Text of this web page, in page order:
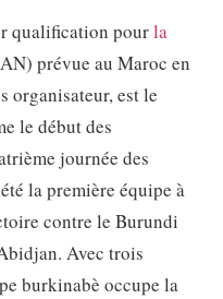
qualification pourla
prévue au Maroc en
organisateur, est le
le début des
journée des
la première équipe à
contre le Burundi
Avec trois
burkinabè occupe la